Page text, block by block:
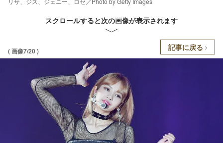
スクロールすると次の画像が表示されます
( 画像7/20 ) 記事に戻る